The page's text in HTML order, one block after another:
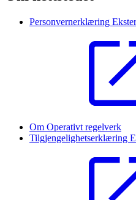
Personvernerklæring
Om Operativt regelverk
Tilgjengelighetserklæring